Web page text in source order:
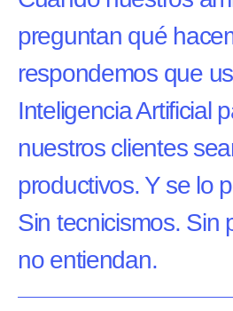
preguntan qué
respondemos que
Inteligencia Artificial
nuestros clientes
productivos. Y se lo
Sin tecnicismos. Sin
no entiendan.